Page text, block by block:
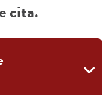
cita.